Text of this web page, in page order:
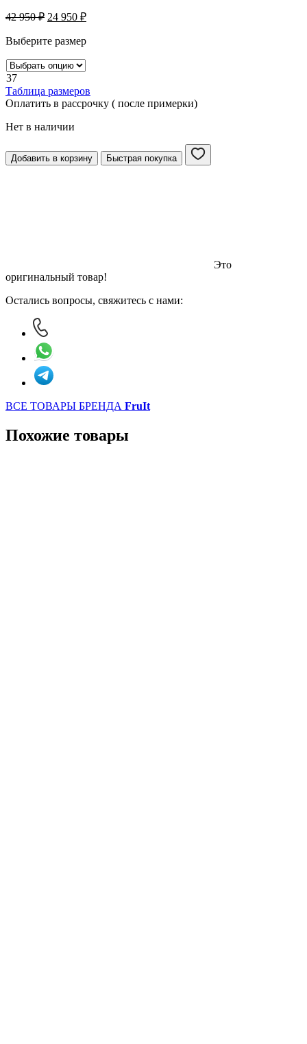
42 950₽ 24 950 ₽
Выберите размер
37
Таблица размеров
Оплатить в рассрочку ( после примерки)
Нет в наличии
Добавить в корзину Быстрая покупка
Это
оригинальный товар!
Остались вопросы, свяжитесь с нами:
ВСЕ ТОВАРЫ БРЕНДА FruIt
Похожие товары